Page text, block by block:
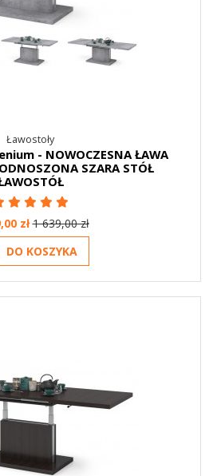
Ławostoły
- NOWOCZESNA ŁAWA
SZARA STÓŁ
zł1 639,00 zł
DO KOSZYKA